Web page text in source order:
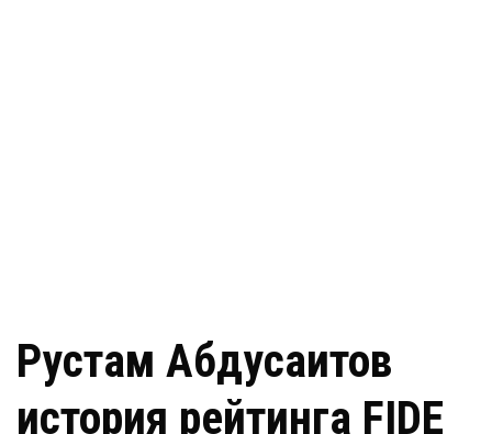
Рустам Абдусаитов
история рейтинга FIDE